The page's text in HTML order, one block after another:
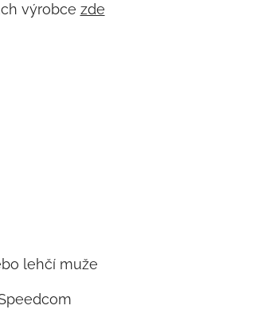
výrobce zde
lehčí muže